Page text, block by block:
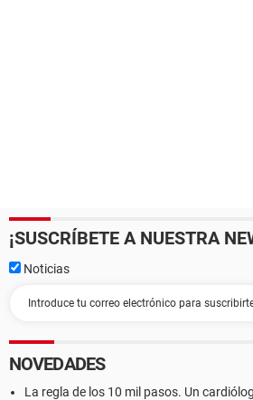
¡SUSCRÍBETE A NUESTRA
Noticias
NOVEDADES
La regla de los 10 mil pasos. Un